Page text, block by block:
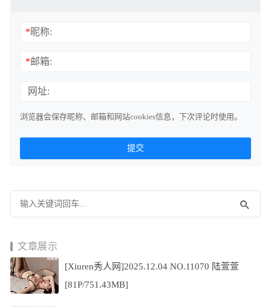
*昵称:
*邮箱:
网址:
浏览器会保存昵称、邮箱和网站cookies信息，下次评论时使用。
文章展示
[Xiuren秀人网]2025.12.04 NO.11070 陆萱萱
[81P/751.43MB]